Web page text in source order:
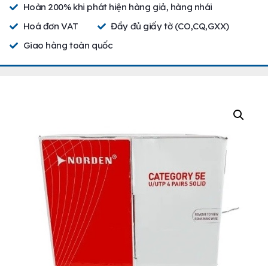
Hoàn 200% khi phát hiện hàng giả, hàng nhái
Hoá đơn VAT
Đầy đủ giấy tờ (CO,CQ,GXX)
Giao hàng toàn quốc